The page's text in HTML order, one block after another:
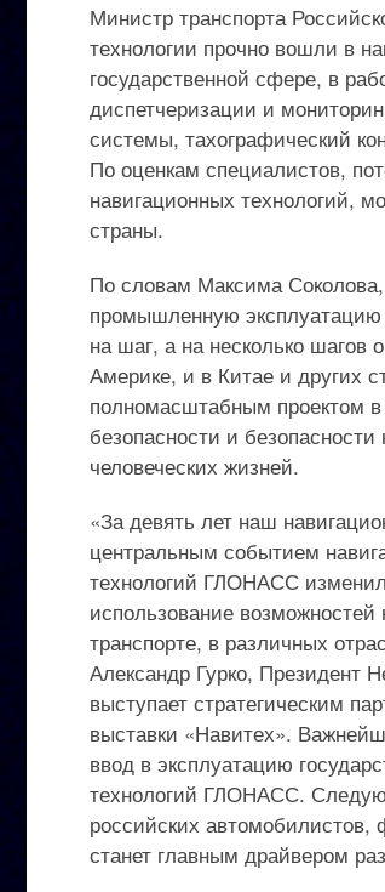
Министр транспорта
технологии прочно вошли в
государственной сфере, в
диспетчеризации и
системы, тахографический
По оценкам специалистов,
навигационных технологий,
страны.
По словам Максима
промышленную
на шаг, а на несколько
Америке, и в Китае и других
полномасштабным проектом в
безопасности и
человеческих жизней.
«За девять лет наш
центральным событием
технологий ГЛОНАСС
использование
транспорте, в различных
Александр Гурко, Президент
выступает стратегическим
выставки «Навитех».
ввод в эксплуатацию
технологий ГЛОНАСС.
российских
станет главным драйвером